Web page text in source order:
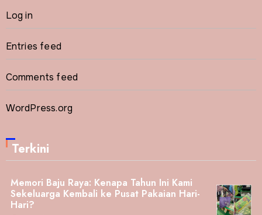
Log in
Entries feed
Comments feed
WordPress.org
Terkini
Memori Baju Raya: Kenapa Tahun Ini Kami
Sekeluarga Kembali ke Pusat Pakaian Hari-
Hari?